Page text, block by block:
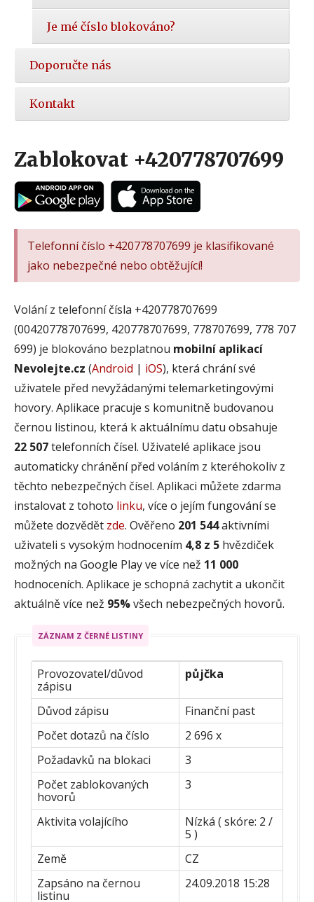
Je mé číslo blokováno?
Doporučte nás
Kontakt
Zablokovat +420778707699
Telefonní číslo +420778707699 je klasifikované
jako nebezpečné nebo obtěžující!
Volání z telefonní čísla +420778707699
(00420778707699, 420778707699, 778707699, 778 707
699) je blokováno bezplatnou mobilní aplikací
Nevolejte.cz (Android | iOS), která chrání své
uživatele před nevyžádanými telemarketingovými
hovory. Aplikace pracuje s komunitně budovanou
černou listinou, která k aktuálnímu datu obsahuje
22 507telefonních čísel. Uživatelé aplikace jsou
automaticky chránění před voláním z kteréhokoliv z
těchto nebezpečných čísel. Aplikaci můžete zdarma
instalovat z tohoto linku, více o jejím fungování se
můžete dozvědět zde. Ověřeno 201 544aktivními
uživateli s vysokým hodnocením 4,8 z 5 hvězdiček
možných na Google Play ve více než 11 000
hodnoceních. Aplikace je schopná zachytit a ukončit
aktuálně více než 95%všech nebezpečných hovorů.
ZÁZNAM Z ČERNÉ LISTINY
Provozovatel/důvod
zápisu
půjčka
Důvod zápisu
Finanční past
Počet dotazů na číslo
2 696 x
Požadavků na blokaci
3
Počet zablokovaných
hovorů
3
Aktivita volajícího
Nízká ( skóre: 2 /
5 )
Země
CZ
Zapsáno na černou
listinu
24.09.2018 15:28